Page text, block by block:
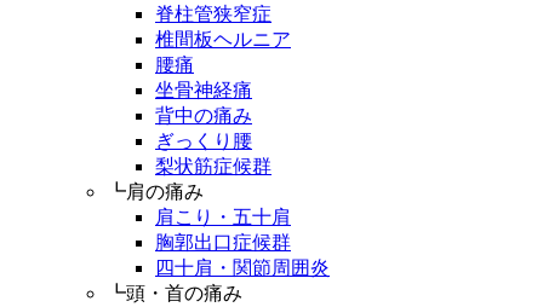
脊柱管狭窄症
椎間板ヘルニア
腰痛
坐骨神経痛
背中の痛み
ぎっくり腰
梨状筋症候群
┗肩の痛み
肩こり・五十肩
胸郭出口症候群
四十肩・関節周囲炎
┗頭・首の痛み